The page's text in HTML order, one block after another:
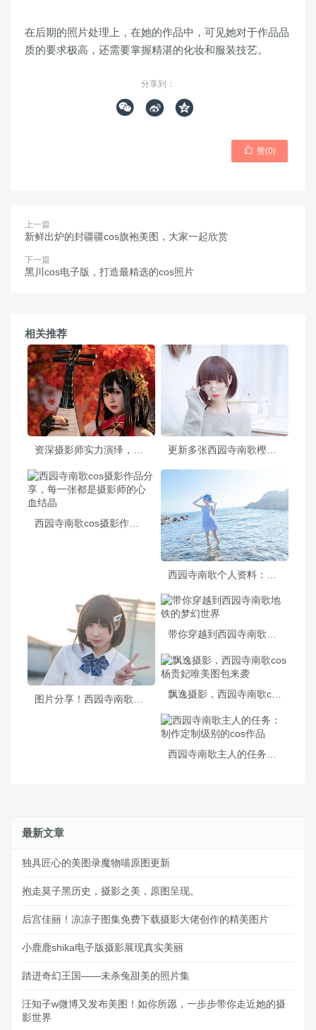
在后期的照片处理上，在她的作品中，可见她对于作品品
质的要求极高，还需要掌握精湛的化妆和服装技艺。
分享到：
  
 赞(0)
上一篇
新鲜出炉的封疆疆cos旗袍美图，大家一起欣赏
下一篇
黑川cos电子版，打造最精选的cos照片
相关推荐
资深摄影师实力演绎，西园寺南歌图包免费放送 更新多张西园寺南歌樫野的美图
西园寺南歌cos摄影作品分享，每一张都是摄影师的心血结晶
图片分享！西园寺南歌外拍，陪你穿越到异世界
带你穿越到西园寺南歌地铁的梦幻世界
飘逸摄影，西园寺南歌cos杨贵妃唯美图包来袭
最新文章
独具匠心的美图录魔物喵原图更新
抱走莫子黑历史，摄影之美，原图呈现。
后宫佳丽！凉凉子图集免费下载摄影大佬创作的精美图片
小鹿鹿shika电子版摄影展现真实美丽
踏进奇幻王国——未杀兔甜美的照片集
汪知子w微博又发布美图！如你所愿，一步步带你走近她的摄
影世界